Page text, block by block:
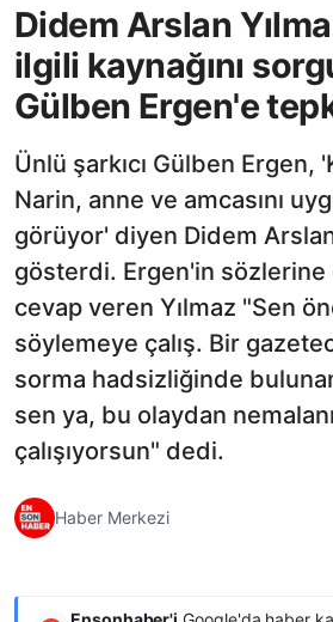
Didem Arslan
ilgili kaynağını
Gülben Ergen'e
Ünlü şarkıcı Gülben Ergen,
Narin, anne ve amcasını
görüyor' diyen Didem
gösterdi. Ergen'in sözlerine
cevap veren Yılmaz "Sen
söylemeye çalış. Bir
sorma hadsizliğinde
sen ya, bu olaydan
çalışıyorsun" dedi.
Haber Merkezi